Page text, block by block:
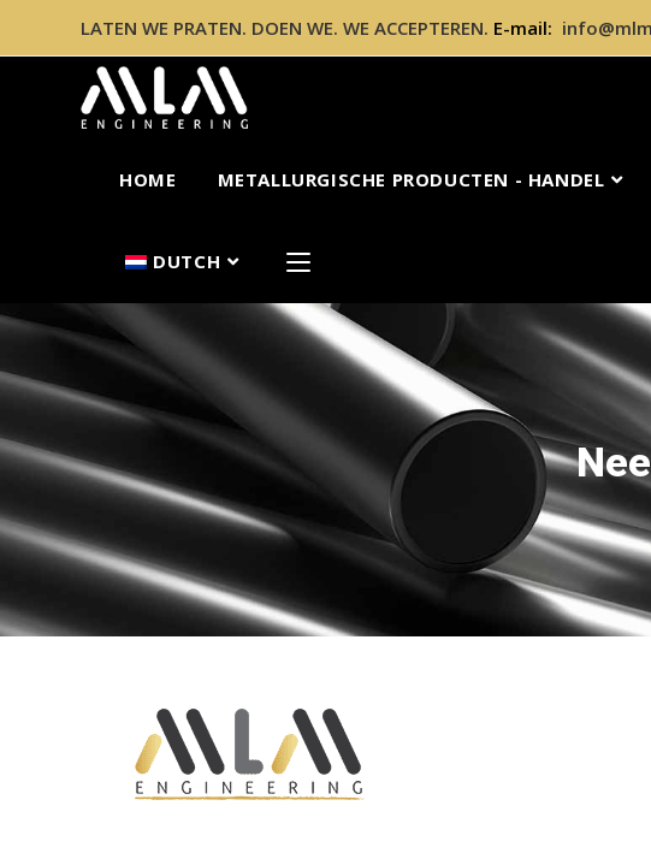
LATEN WE PRATEN. DOEN WE. WE ACCEPTEREN. E-mail:
HOME METALLURGISCHE PRODUCTEN - HANDEL
DUTCH